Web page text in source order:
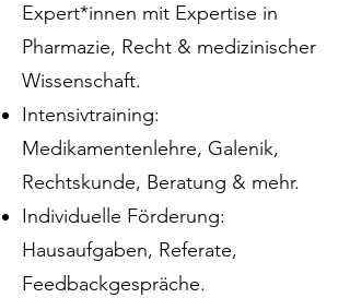
Expert*innen mit Expertise in
Pharmazie, Recht & medizinischer
Wissenschaft.
Intensivtraining:
Medikamentenlehre, Galenik,
Rechtskunde, Beratung & mehr.
Individuelle Förderung:
Hausaufgaben, Referate,
Feedbackgespräche.